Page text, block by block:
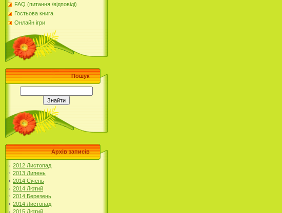
FAQ (питання /відповіді)
Гостьова книга
Онлайн ігри
Пошук
Архів записів
2012 Листопад
2013 Липень
2014 Січень
2014 Лютий
2014 Березень
2014 Листопад
2015 Лютий